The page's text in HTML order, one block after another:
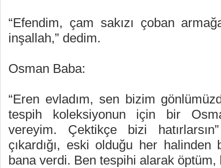
“Efendim, çam sakızı çoban
inşallah,” dedim.
Osman Baba:
“Eren evladım, sen bizim
tespih koleksiyonun için bir
vereyim. Çektikçe bizi
çıkardığı, eski olduğu her
bana verdi. Ben tespihi alarak öptüm,